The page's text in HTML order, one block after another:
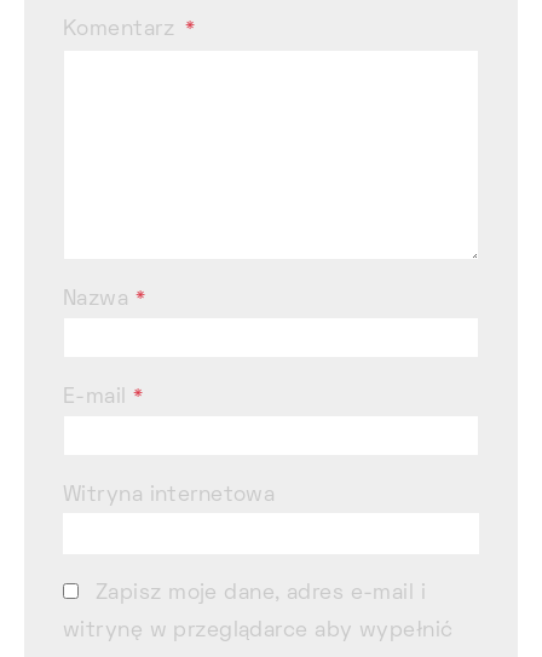
Komentarz
Nazwa *
E-mail*
Witryna internetowa
Zapisz moje dane, adres e-mail i
witrynę w przeglądarce aby wypełnić